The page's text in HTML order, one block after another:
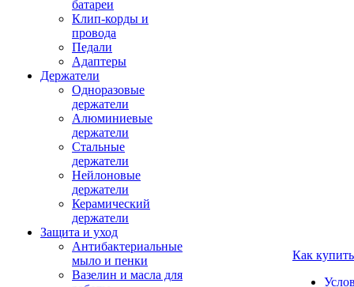
батареи
Клип-корды и
провода
Педали
Адаптеры
Держатели
Одноразовые
держатели
Алюминиевые
держатели
Стальные
держатели
Нейлоновые
держатели
Керамический
держатели
Защита и уход
Антибактериальные
мыло и пенки
Вазелин и масла для
Как купить